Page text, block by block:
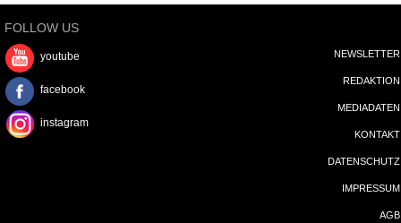
FOLLOW US
youtube
facebook
instagram
NEWSLETTER
REDAKTION
MEDIADATEN
KONTAKT
DATENSCHUTZ
IMPRESSUM
AGB